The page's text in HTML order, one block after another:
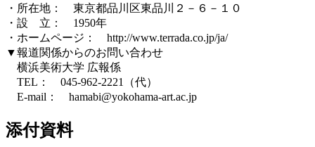
・所在地： 東京都品川区東品川２－６－１０
・設 立： 1950年
・ホームページ： http://www.terrada.co.jp/ja/
▼報道関係からのお問い合わせ
横浜美術大学 広報係
TEL： 045-962-2221（代）
E-mail： hamabi@yokohama-art.ac.jp
添付資料